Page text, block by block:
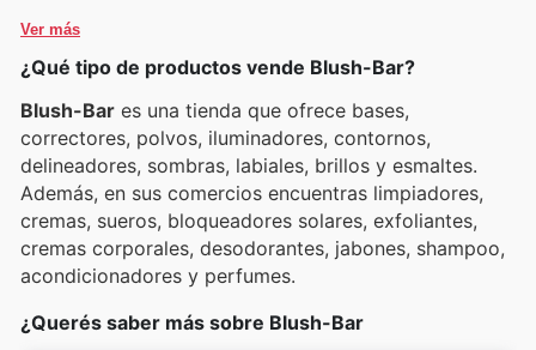
solicitadas.
Ver más
¿Qué tipo de productos vende Blush-Bar?
Blush-Bar es una tienda que ofrece bases,
correctores, polvos, iluminadores, contornos,
delineadores, sombras, labiales, brillos y esmaltes.
Además, en sus comercios encuentras limpiadores,
cremas, sueros, bloqueadores solares, exfoliantes,
cremas corporales, desodorantes, jabones, shampoo,
acondicionadores y perfumes.
¿Querés saber más sobre Blush-Bar